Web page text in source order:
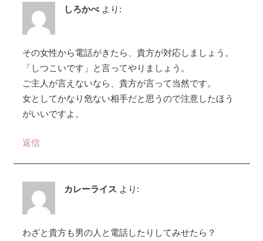
しろかべ より:
その女性から電話がきたら、貴方が対応しましょう。
「しつこいです」と言ってやりましょう。
ご主人が言えないなら、貴方が言って当然です。
女としてかなり危ない相手だと思うので注意したほう
がいいですよ。
返信
カレーライス より:
わざと貴方も男の人と電話したりしてみせたら？